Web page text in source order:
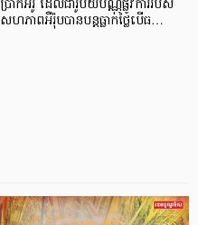
ប្រាក់អឺរ៉ូ ដែលជារូបិយប័ណ្ណផ្លូវការរបស់
សហភាពអឺរ៉ុបបានបន្តធ្លាក់ថ្លៃបើធ…